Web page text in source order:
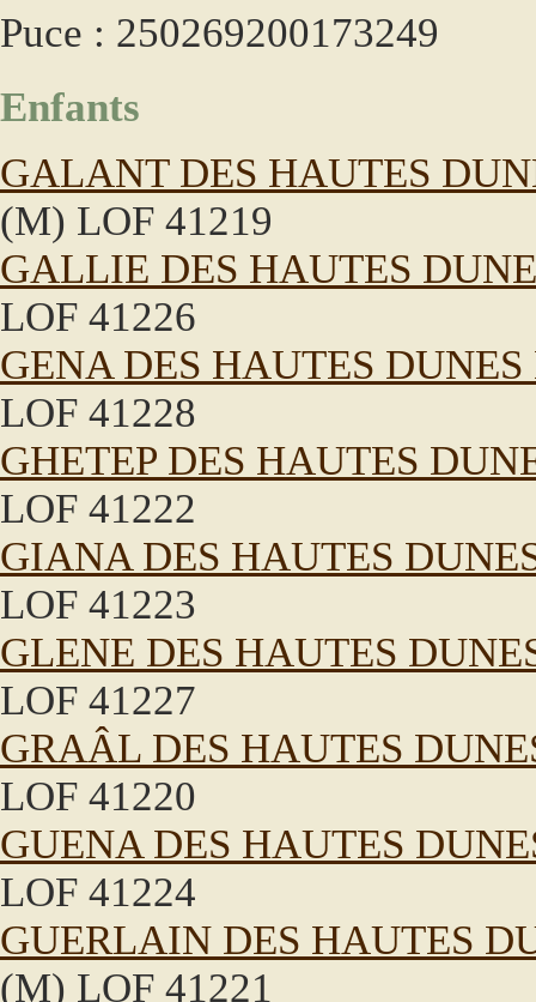
Puce : 250269200173249
Enfants
GALANT DES HAUTES
(M) LOF 41219
GALLIE DES HAUTES
LOF 41226
GENA DES HAUTES
LOF 41228
GHETEP DES HAUTES
LOF 41222
GIANA DES HAUTES
LOF 41223
GLENE DES HAUTES
LOF 41227
GRAÂL DES HAUTES
LOF 41220
GUENA DES HAUTES
LOF 41224
GUERLAIN DES HAUTES
(M) LOF 41221